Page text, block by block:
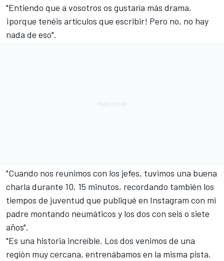
"Entiendo que a vosotros os gustaría más drama,
¡porque tenéis artículos que escribir! Pero no, no hay
nada de eso".
"Cuando nos reunimos con los jefes, tuvimos una buena
charla durante 10, 15 minutos, recordando también los
tiempos de juventud que publiqué en Instagram con mi
padre montando neumáticos y los dos con seis o siete
años".
"Es una historia increíble. Los dos venimos de una
región muy cercana, entrenábamos en la misma pista.